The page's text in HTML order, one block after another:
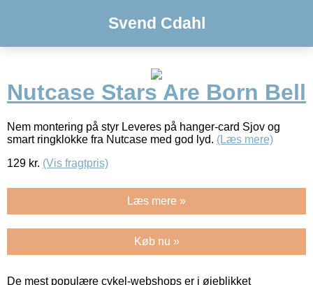
Svend Cdahl
Nutcase Stars Are Born Bell
Nem montering på styr Leveres på hanger-card Sjov og
smart ringklokke fra Nutcase med god lyd. (Læs mere)
129 kr. (Vis fragtpris)
Læs mere »
Køb nu »
De mest populære cykel-webshops er i øjeblikket